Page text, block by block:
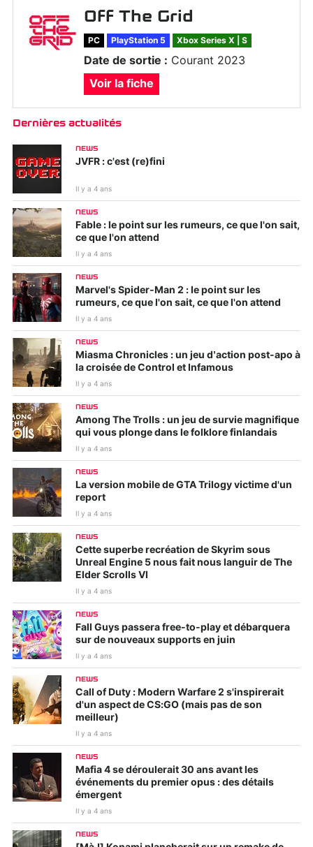
Off The Grid
PC PlayStation 5 Xbox Series X | S
Date de sortie : Courant 2023
Voir la fiche
Dernières actualités
NEWS
JVFR : c'est (re)fini
Il y a 4 ans
NEWS
Fable : le point sur les rumeurs, ce que l'on sait,
ce que l'on attend
Il y a 4 ans
NEWS
Marvel's Spider-Man 2 : le point sur les
rumeurs, ce que l'on sait, ce que l'on attend
Il y a 4 ans
NEWS
Miasma Chronicles : un jeu d’action post-apo à
la croisée de Control et Infamous
Il y a 4 ans
NEWS
Among The Trolls : un jeu de survie magnifique
qui vous plonge dans le folklore finlandais
Il y a 4 ans
NEWS
La version mobile de GTA Trilogy victime d'un
report
Il y a 4 ans
NEWS
Cette superbe recréation de Skyrim sous
Unreal Engine 5 nous fait nous languir de The
Elder Scrolls VI
Il y a 4 ans
NEWS
Fall Guys passera free-to-play et débarquera
sur de nouveaux supports en juin
Il y a 4 ans
NEWS
Call of Duty : Modern Warfare 2 s'inspirerait
d'un aspect de CS:GO (mais pas de son
meilleur)
Il y a 4 ans
NEWS
Mafia 4 se déroulerait 30 ans avant les
événements du premier opus : des détails
émergent
Il y a 4 ans
NEWS